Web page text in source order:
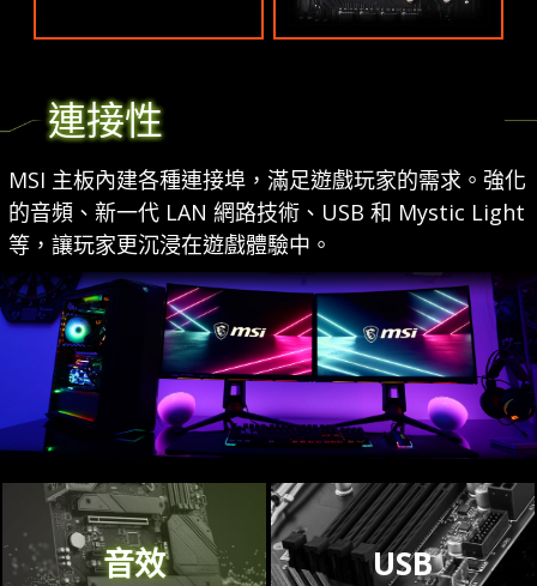
連接性
MSI 主板內建各種連接埠，滿足遊戲玩家的需求。強化
的音頻、新一代 LAN 網路技術、USB 和 Mystic Light
等，讓玩家更沉浸在遊戲體驗中。
音效 USB